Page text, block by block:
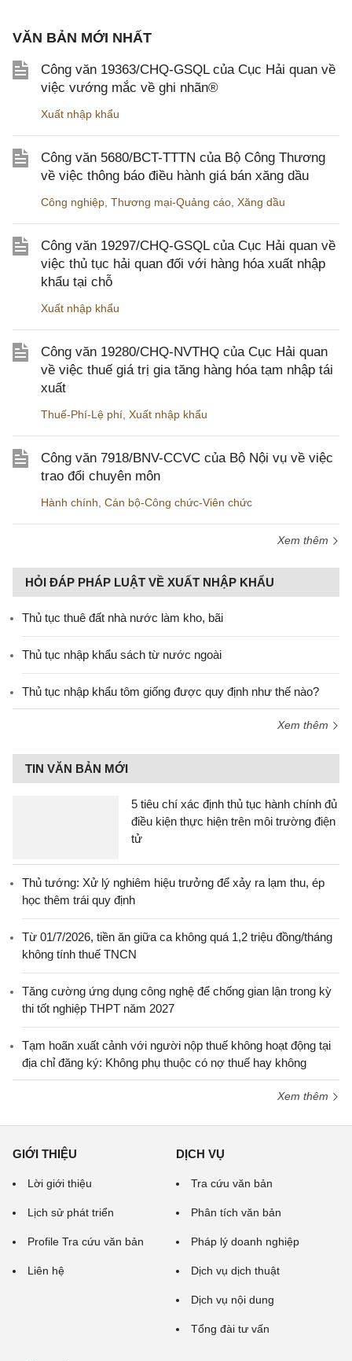
VĂN BẢN MỚI NHẤT
Công văn 19363/CHQ-GSQL của Cục Hải quan về
việc vướng mắc về ghi nhãn®
Xuất nhập khẩu
Công văn 5680/BCT-TTTN của Bộ Công Thương
về việc thông báo điều hành giá bán xăng dầu
Công nghiệp Thương mại-Quảng cáo Xăng dầu
Công văn 19297/CHQ-GSQL của Cục Hải quan về
việc thủ tục hải quan đối với hàng hóa xuất nhập
khẩu tại chỗ
Xuất nhập khẩu
Công văn 19280/CHQ-NVTHQ của Cục Hải quan
về việc thuế giá trị gia tăng hàng hóa tạm nhập tái
xuất
Thuế-Phí-Lệ phí Xuất nhập khẩu
Công văn 7918/BNV-CCVC của Bộ Nội vụ về việc
trao đổi chuyên môn
Hành chính Cán bộ-Công chức-Viên chức
Xem thêm
HỎI ĐÁP PHÁP LUẬT VỀ XUẤT NHẬP KHẨU
Thủ tục thuê đất nhà nước làm kho, bãi
Thủ tục nhập khẩu sách từ nước ngoài
Thủ tục nhập khẩu tôm giống được quy định như thế nào?
Xem thêm
TIN VĂN BẢN MỚI
5 tiêu chí xác định thủ tục hành chính đủ
điều kiện thực hiện trên môi trường điện
tử
Thủ tướng: Xử lý nghiêm hiệu trưởng để xảy ra lạm thu, ép
học thêm trái quy định
Từ 01/7/2026, tiền ăn giữa ca không quá 1,2 triệu đồng/tháng
không tính thuế TNCN
Tăng cường ứng dụng công nghệ để chống gian lận trong kỳ
thi tốt nghiệp THPT năm 2027
Tạm hoãn xuất cảnh với người nộp thuế không hoạt động tại
địa chỉ đăng ký: Không phụ thuộc có nợ thuế hay không
Xem thêm
GIỚI THIỆU
Lời giới thiệu
Lịch sử phát triển
Profile Tra cứu văn bản
Liên hệ
DỊCH VỤ
Tra cứu văn bản
Phân tích văn bản
Pháp lý doanh nghiệp
Dịch vụ dịch thuật
Dịch vụ nội dung
Tổng đài tư vấn